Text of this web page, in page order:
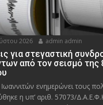
2026 admin admin
για στεγαστική
από τον σεισμό της
ενημερώνει τους
η υπ’ αριθ. 57073/